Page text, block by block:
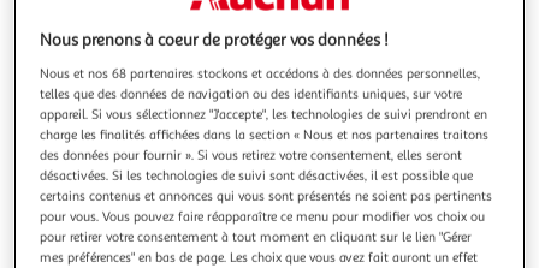
précédentesuivante
4 (1)
HP
Cartouche imprimante LASER N131A NOIR
Garantie fabricant: 2 ans *
Vendu parMultishop
Nous prenons à coeur de protéger vos données !
Nous et nos 68 partenaires stockons et accédons à des données personnelles,
telles que des données de navigation ou des identifiants uniques, sur votre
appareil. Si vous sélectionnez "J'accepte", les technologies de suivi prendront en
charge les finalités affichées dans la section « Nous et nos partenaires traitons
des données pour fournir ». Si vous retirez votre consentement, elles seront
désactivées. Si les technologies de suivi sont désactivées, il est possible que
certains contenus et annonces qui vous sont présentés ne soient pas pertinents
pour vous. Vous pouvez faire réapparaître ce menu pour modifier vos choix ou
pour retirer votre consentement à tout moment en cliquant sur le lien "Gérer
mes préférences" en bas de page. Les choix que vous avez fait auront un effet